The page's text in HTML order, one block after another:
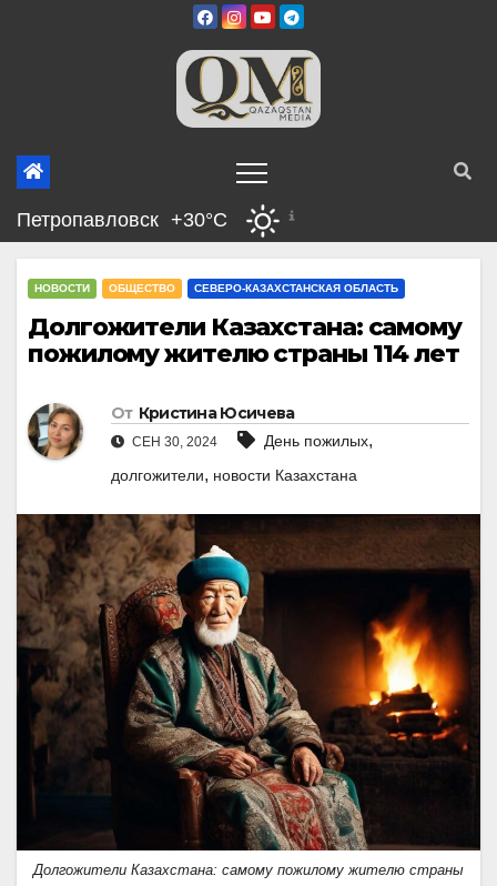
Петропавловск +30°C
НОВОСТИ ОБЩЕСТВО СЕВЕРО-КАЗАХСТАНСКАЯ ОБЛАСТЬ
Долгожители Казахстана: самому
пожилому жителю страны 114 лет
От Кристина Юсичева
СЕН 30, 2024 День пожилых,
долгожители, новости Казахстана
Долгожители Казахстана: самому пожилому жителю страны